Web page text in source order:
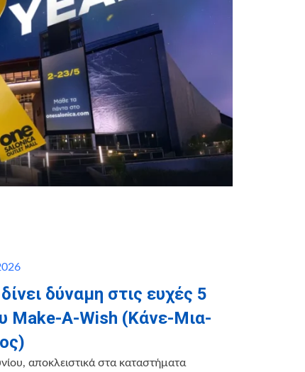
δύναμη στις ευχές 5
Make-A-Wish (Κάνε-Μια-
αποκλειστικά στα καταστήματα